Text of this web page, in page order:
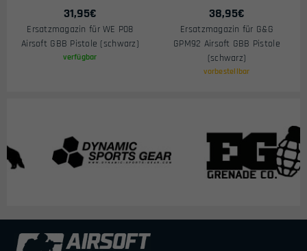
31,95€
Ersatzmagazin für WE P08
Airsoft GBB Pistole (schwarz)
verfügbar
38,95€
Ersatzmagazin für G&G
GPM92 Airsoft GBB Pistole
(schwarz)
vorbestellbar